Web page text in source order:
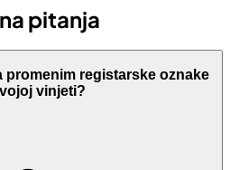
pitanja
promenim registarske oznake
vinjeti?